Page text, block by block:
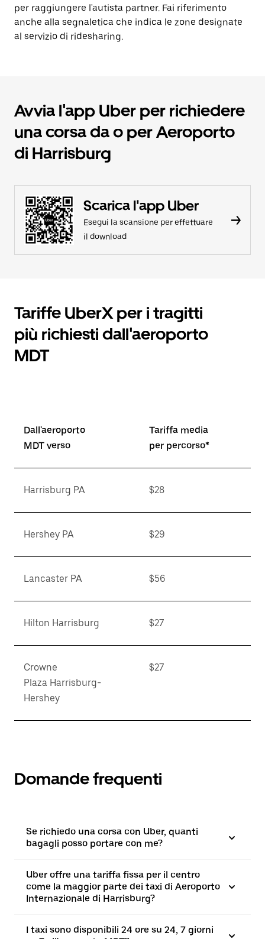
per raggiungere l'autista partner. Fai riferimento
anche alla segnaletica che indica le zone designate
al servizio di ridesharing.
Avvia l'app Uber per richiedere
una corsa da o per Aeroporto
di Harrisburg
Scarica l'app Uber
Esegui la scansione per effettuare
il download
Tariffe UberX per i tragitti
più richiesti dall'aeroporto
MDT
Dall'aeroporto
MDT verso
Tariffa media
per percorso*
Harrisburg PA $28
Hershey PA $29
Lancaster PA $56
Hilton Harrisburg $27
Crowne
Plaza Harrisburg-
Hershey
$27
Domande frequenti
Se richiedo una corsa con Uber, quanti
bagagli posso portare con me?
Uber offre una tariffa fissa per il centro
come la maggior parte dei taxi di Aeroporto
Internazionale di Harrisburg?
I taxi sono disponibili 24 ore su 24, 7 giorni